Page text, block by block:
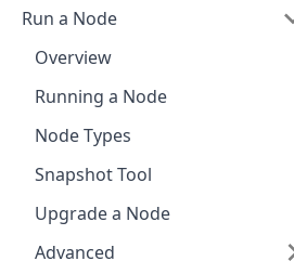
Run a Node
Overview
Running a Node
Node Types
Snapshot Tool
Upgrade a Node
Advanced